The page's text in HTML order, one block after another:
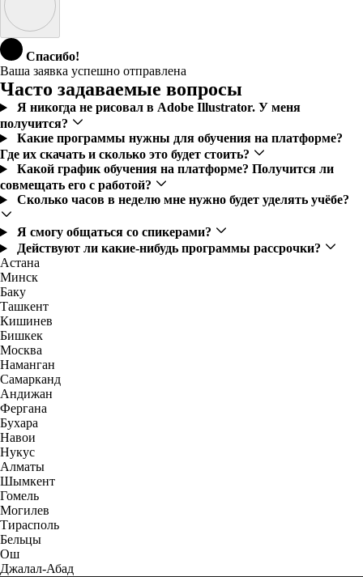
Спасибо!
Ваша заявка успешно отправлена
Часто задаваемые вопросы
Я никогда не рисовал в Adobe Illustrator. У меня
получится?
Какие программы нужны для обучения на платформе?
Где их скачать и сколько это будет стоить?
Какой график обучения на платформе? Получится ли
совмещать его с работой?
Сколько часов в неделю мне нужно будет уделять учёбе?
Я смогу общаться со спикерами?
Действуют ли какие-нибудь программы рассрочки?
Астана
Минск
Баку
Ташкент
Кишинев
Бишкек
Москва
Наманган
Самарканд
Андижан
Фергана
Бухара
Навои
Нукус
Алматы
Шымкент
Гомель
Могилев
Тирасполь
Бельцы
Ош
Джалал-Абад